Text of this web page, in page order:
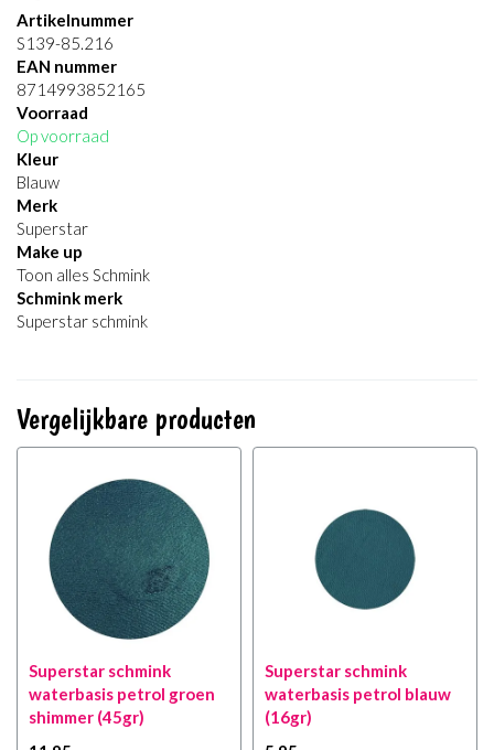
Artikelnummer
S139-85.216
EAN nummer
8714993852165
Voorraad
Op voorraad
Kleur
Blauw
Merk
Superstar
Make up
Toon alles Schmink
Schmink merk
Superstar schmink
Vergelijkbare producten
Superstar schmink
waterbasis petrol groen
shimmer (45gr)
Superstar schmink
waterbasis petrol blauw
(16gr)